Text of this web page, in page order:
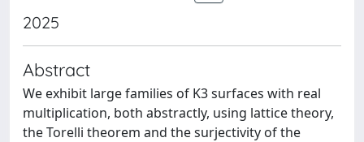
2025
Abstract
We exhibit large families of K3 surfaces with real
multiplication, both abstractly, using lattice theory,
the Torelli theorem and the surjectivity of the